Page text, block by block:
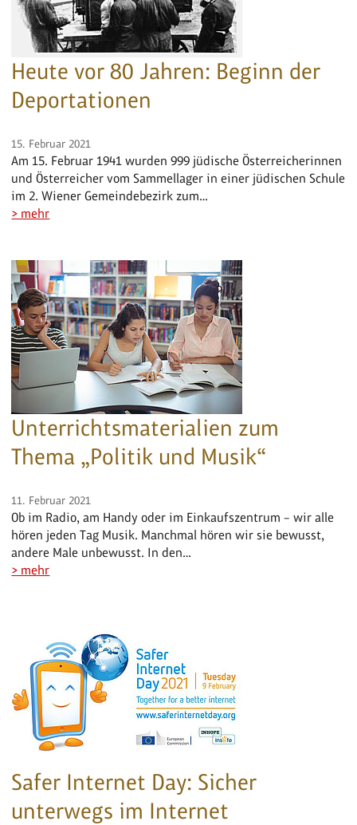
Heute vor 80 Jahren: Beginn der
Deportationen
15. Februar 2021
Am 15. Februar 1941 wurden 999 jüdische Österreicherinnen
und Österreicher vom Sammellager in einer jüdischen Schule
im 2. Wiener Gemeindebezirk zum…
> mehr
Unterrichtsmaterialien zum
Thema „Politik und Musik“
11. Februar 2021
Ob im Radio, am Handy oder im Einkaufszentrum – wir alle
hören jeden Tag Musik. Manchmal hören wir sie bewusst,
andere Male unbewusst. In den…
> mehr
Safer Internet Day: Sicher
unterwegs im Internet